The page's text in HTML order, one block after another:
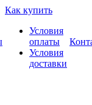
Как купить
Условия
оплаты
Условия
доставки